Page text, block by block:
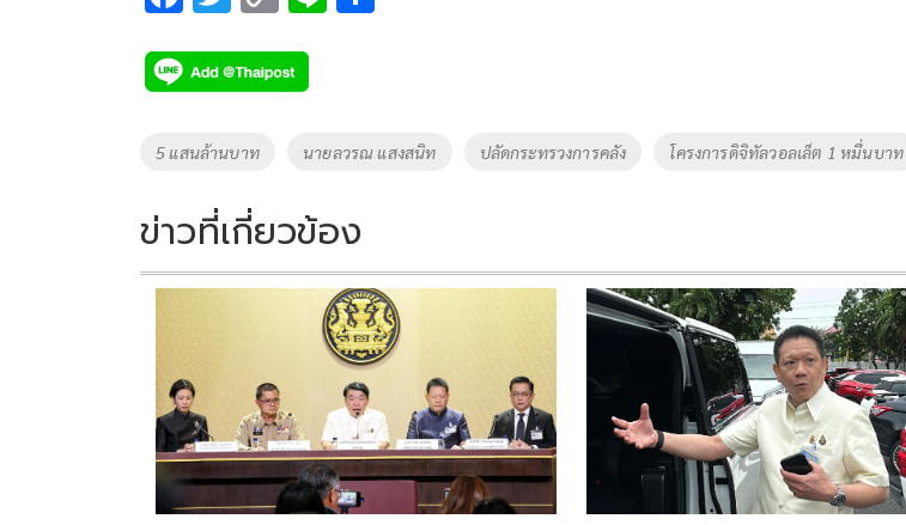
e
b
o
k
tt
er
p
y
Li
k
Tags
5 แสนล้านบาท นายลวรณ แสงสนิท ปลัดกระทรวงการคลัง โครงการดิจิทัลวอลเล็ต 1 หมื่นบาท
ข่าวที่เกี่ยวข้อง